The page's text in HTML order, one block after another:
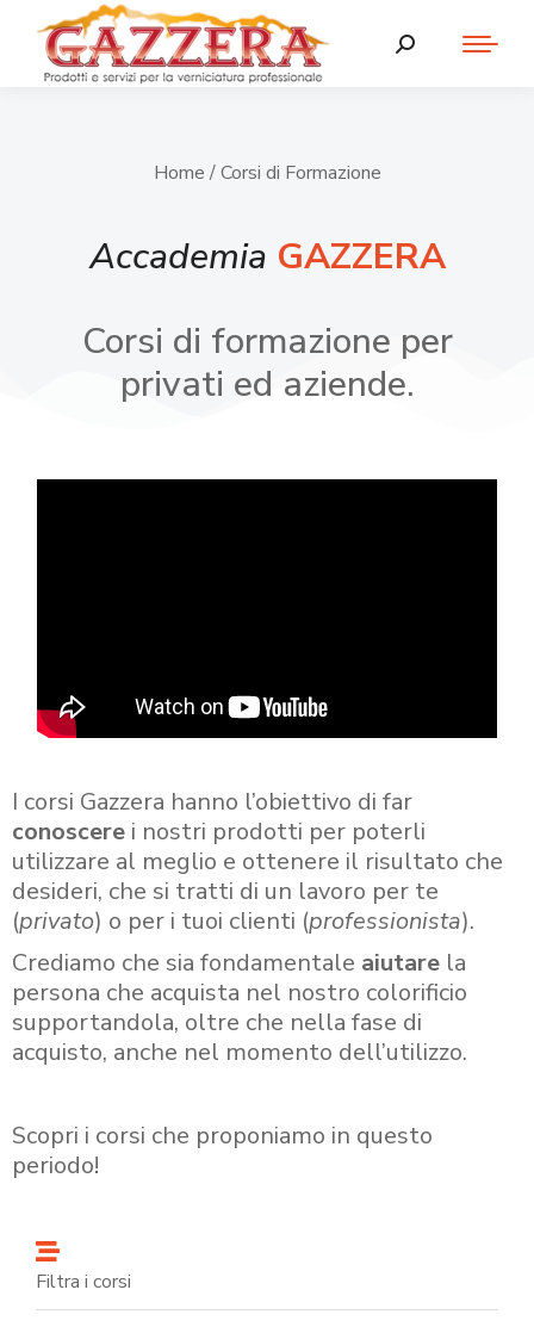
Home / Corsi di Formazione
Accademia GAZZERA
Corsi di formazione per
privati ed aziende.
I corsi Gazzera hanno l’obiettivo di far
conoscere i nostri prodotti per poterli
utilizzare al meglio e ottenere il risultato che
desideri, che si tratti di un lavoro per te
(privato) o per i tuoi clienti (professionista).
Crediamo che sia fondamentale aiutare la
persona che acquista nel nostro colorificio
supportandola, oltre che nella fase di
acquisto, anche nel momento dell’utilizzo.
Scopri i corsi che proponiamo in questo
periodo!
Filtra i corsi